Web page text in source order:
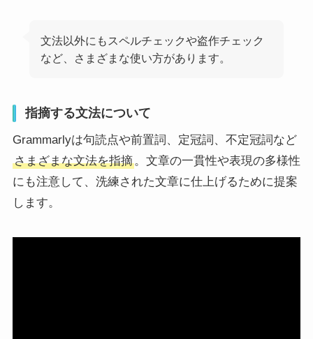
文法以外にもスペルチェックや盗作チェック
など、さまざまな使い方があります。
指摘する文法について
Grammarlyは句読点や前置詞、定冠詞、不定冠詞など
さまざまな文法を指摘。文章の一貫性や表現の多様性
にも注意して、洗練された文章に仕上げるために提案
します。